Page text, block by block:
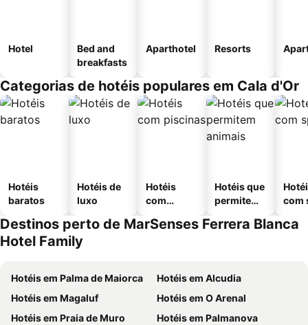
Hotel
Bed and
breakfasts
Aparthotel Resorts
Categorias de hotéis populares em Cala d'Or
Hotéis
baratos
Hotéis de
luxo
Hotéis
com
Hotéis que
permitem
com
Destinos perto de MarSenses Ferrera Blanca
Hotel Family
Hotéis em Palma de Maiorca
Hotéis em Alcudia
Hotéis em Magaluf
Hotéis em O Arenal
Hotéis em Praia de Muro
Hotéis em Palmanova